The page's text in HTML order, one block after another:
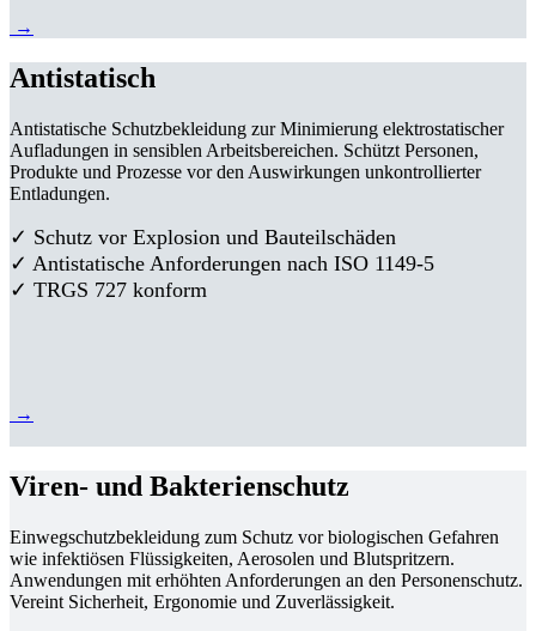
→
Antistatisch
Antistatische Schutzbekleidung zur Minimierung elektrostatischer
Aufladungen in sensiblen Arbeitsbereichen. Schützt Personen,
Produkte und Prozesse vor den Auswirkungen unkontrollierter
Entladungen.
✓ Schutz vor Explosion und Bauteilschäden
✓ Antistatische Anforderungen nach ISO 1149-5
✓ TRGS 727 konform
→
Viren- und Bakterienschutz
Einwegschutzbekleidung zum Schutz vor biologischen Gefahren
wie infektiösen Flüssigkeiten, Aerosolen und Blutspritzern.
Anwendungen mit erhöhten Anforderungen an den Personenschutz.
Vereint Sicherheit, Ergonomie und Zuverlässigkeit.